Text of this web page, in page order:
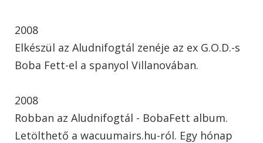
2008
Elkészül az Aludnifogtál zenéje az ex G.O.D.-s
Boba Fett-el a spanyol Villanovában.
2008
Robban az Aludnifogtál - BobaFett album.
Letölthető a wacuumairs.hu-ról. Egy hónap